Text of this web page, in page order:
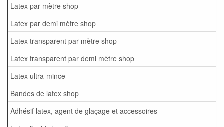
Latex par mètre shop
Latex par demi mètre shop
Latex transparent par mètre shop
Latex transparent par demi mètre shop
Latex ultra-mince
Bandes de latex shop
Adhésif latex, agent de glaçage et accessoires